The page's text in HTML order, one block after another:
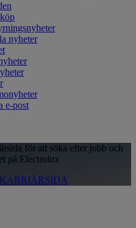
nyheter
e-post
för att söka efter jobb och
på Electrolux